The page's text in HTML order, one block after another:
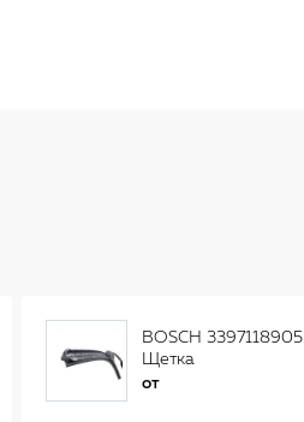
BOSCH 3397118905
Щетка
стеклоочистителя
от